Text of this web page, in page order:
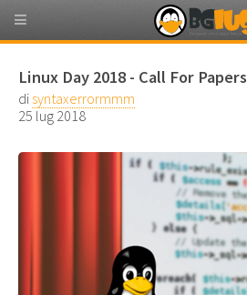
Linux Day 2018 - Call For Papers
di syntaxerrormmm
25 lug 2018